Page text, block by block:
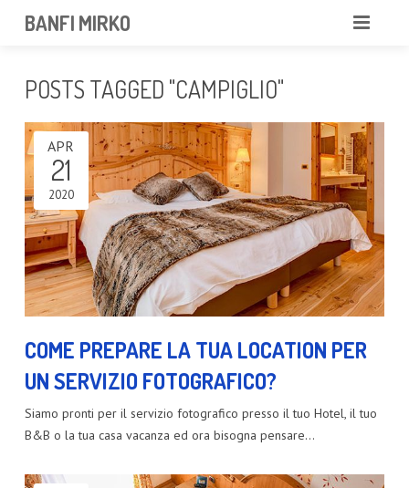
BANFI MIRKO
PROFESSIONISTA
PORTFOLIO
SERVIZI
NEWS
POSTS TAGGED "CAMPIGLIO"
COME PREPARE LA TUA LOCATION PER
UN SERVIZIO FOTOGRAFICO?
APR
21
2020
Siamo pronti per il servizio fotografico presso il tuo Hotel, il tuo
B&B o la tua casa vacanza ed ora bisogna pensare…